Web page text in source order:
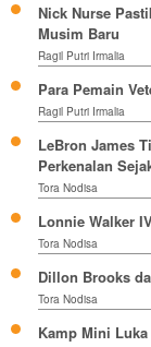
Nick Nurse
Musim Baru
Ragil Putri Irmalia
Para Pemain
Ragil Putri Irmalia
LeBron James
Perkenalan
Tora Nodisa
Lonnie Walker
Tora Nodisa
Dillon Brooks
Tora Nodisa
Kamp Mini